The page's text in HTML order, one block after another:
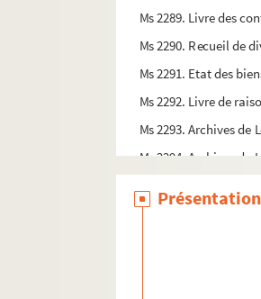
Ms 2289. Livre des
Ms 2290. Recueil de
Ms 2291. Etat des
Ms 2292. Livre de
Ms 2293. Archives
Ms 2294. Archives de
Ms 2296.